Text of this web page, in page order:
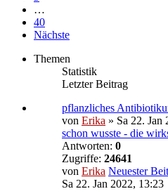
…
40
Nächste
Themen
Statistik
Letzter Beitrag
pflanzliches
von Erika » Sa 22. Jan
schon wusste - die
Antworten: 0
Zugriffe: 24641
von Erika Neuester
Sa 22. Jan 2022, 13:23